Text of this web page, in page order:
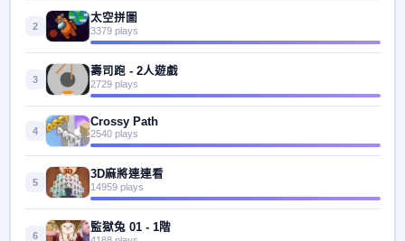
2
太空拼圖
3379 plays
3
壽司跑 - 2人遊戲
2729 plays
4
Crossy Path
2540 plays
5
3D麻將連連看
14959 plays
6
監獄兔 01 - 1階